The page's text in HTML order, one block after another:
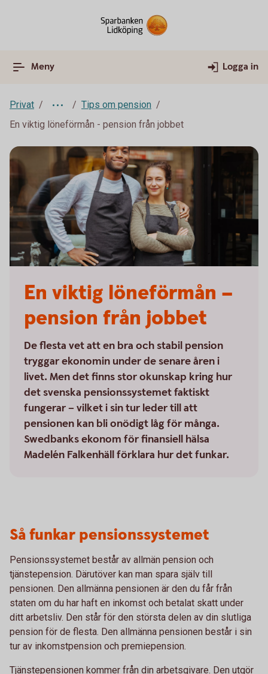
Meny Logga in
Privat
Tips om pension
En viktig löneförmån - pension från jobbet
En viktig löneförmån –
pension från jobbet
De flesta vet att en bra och stabil pension
tryggar ekonomin under de senare åren i
livet. Men det finns stor okunskap kring hur
det svenska pensionssystemet faktiskt
fungerar – vilket i sin tur leder till att
pensionen kan bli onödigt låg för många.
Swedbanks ekonom för finansiell hälsa
Madelén Falkenhäll förklara hur det funkar.
Så funkar pensionssystemet
Pensionssystemet består av allmän pension och
tjänstepension. Därutöver kan man spara själv till
pensionen. Den allmänna pensionen är den du får från
staten om du har haft en inkomst och betalat skatt under
ditt arbetsliv. Den står för den största delen av din slutliga
pension för de flesta. Den allmänna pensionen består i sin
tur av inkomstpension och premiepension.
Tjänstepensionen kommer från din arbetsgivare. Den utgör